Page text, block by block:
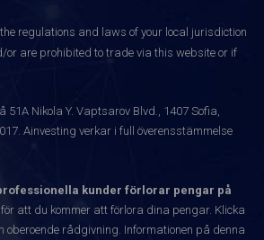
regulations and laws of your local jurisdiction
or are prohibited to trade via this website or if
Nikola Y. Vaptsarov Blvd., 1407 Sofia,
Ainvesting verkar i full överensstämmelse
kunder förlorar pengar på
att du kommer att förlora dina pengar. Klicka
rådgivning. Informationen på denna